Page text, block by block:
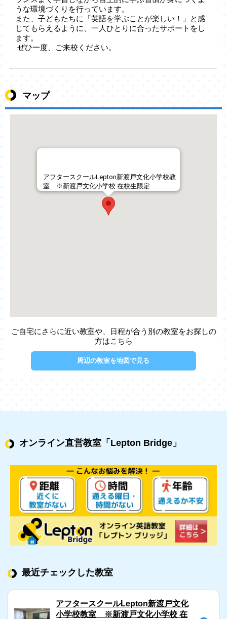
うな環境づくりを行っています。
また、子どもたちに「英語を学ぶことが楽しい！」と感
じてもらえるように、一人ひとりに合ったサポートをし
ます。
ぜひ一度、ご来校ください。
マップ
アフタースクールLepton新渡戸文化小学校教
室 ※新渡戸文化小学校 在校生限定
ご自宅にさらに近い教室や、日程が合う別の教室をお探しの
方はこちら
周辺の教室を地図で見る
オンライン直営教室 「Lepton Bridge」
最近チェックした教室
アフタースクールLepton新渡戸文化
小学校教室 ※新渡戸文化小学校 在